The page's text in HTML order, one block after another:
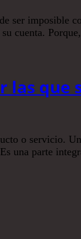
imposible
cuenta.
que
o servicio.
una parte